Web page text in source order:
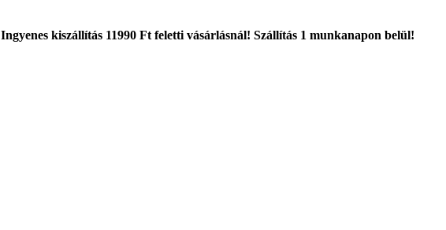
Ingyenes kiszállítás 11990 Ft feletti vásárlásnál! Szállítás 1 munkanapon belül!